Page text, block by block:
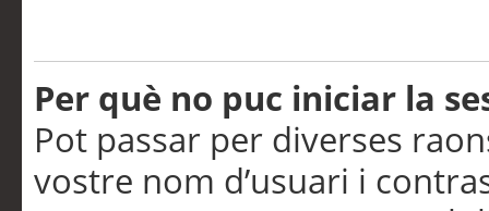
Per què no puc iniciar la
Pot passar per diverses
vostre nom d’usuari i